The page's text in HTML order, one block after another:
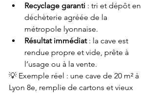
Recyclage garanti : tri et dépôt en
déchèterie agréée de la
métropole lyonnaise.
Résultat immédiat : la cave est
rendue propre et vide, prête à
l’usage ou à la vente.
💡 Exemple réel : une cave de 20 m² à
Lyon 8e, remplie de cartons et vieux